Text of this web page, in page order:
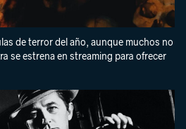
de terror del año, aunque muchos no
se estrena en streaming para ofrecer